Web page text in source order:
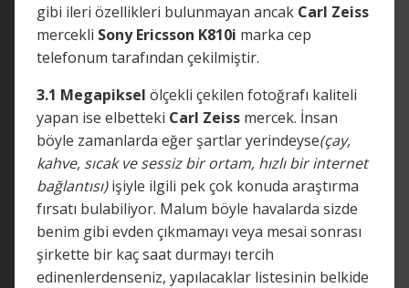
gibi ileri özellikleri bulunmayan ancak Carl Zeiss
mercekli Sony Ericsson K810i marka cep
telefonum tarafından çekilmiştir.
3.1 Megapiksel ölçekli çekilen fotoğrafı kaliteli
yapan ise elbetteki Carl Zeiss mercek. İnsan
böyle zamanlarda eğer şartlar yerindeyse(çay,
kahve, sıcak ve sessiz bir ortam, hızlı bir internet
bağlantısı)işiyle ilgili pek çok konuda araştırma
fırsatı bulabiliyor. Malum böyle havalarda sizde
benim gibi evden çıkmamayı veya mesai sonrası
şirkette bir kaç saat durmayı tercih
edinenlerdenseniz, yapılacaklar listesinin belkide